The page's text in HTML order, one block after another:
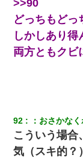
された
子供の頃、母の弟
ってしまった。拒
で両親に全部話し
日曜日、会社の窓
じゃ？）→俺電話
と！」俺「会社
>>90
どっちもどっ
しかしあり得
両方ともクビ
92 ： おさかな
こういう場合
気（スキ的？